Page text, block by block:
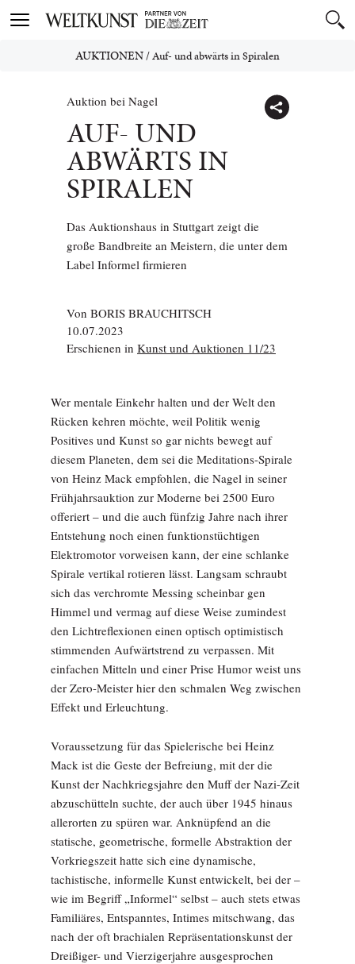
Toggle
AUKTIONEN/Auf- und abwärts in Spiralen
Auktion bei Nagel
AUF- UND
ABWÄRTS IN
SPIRALEN
Das Auktionshaus in Stuttgart zeigt die
große Bandbreite an Meistern, die unter dem
Label Informel firmieren
Von BORIS BRAUCHITSCH
10.07.2023
Erschienen in Kunst und Auktionen 11/23
Wer mentale Einkehr halten und der Welt den
Rücken kehren möchte, weil Politik wenig
Positives und Kunst so gar nichts bewegt auf
diesem Planeten, dem sei die Meditations-Spirale
von Heinz Mack empfohlen, die Nagel in seiner
Frühjahrsauktion zur Moderne bei 2500 Euro
offeriert – und die auch fünfzig Jahre nach ihrer
Entstehung noch einen funktionstüchtigen
Elektromotor vorweisen kann, der eine schlanke
Spirale vertikal rotieren lässt. Langsam schraubt
sich das verchromte Messing scheinbar gen
Himmel und vermag auf diese Weise zumindest
den Lichtreflexionen einen optisch optimistisch
stimmenden Aufwärtstrend zu verpassen. Mit
einfachen Mitteln und einer Prise Humor weist uns
der Zero-Meister hier den schmalen Weg zwischen
Effekt und Erleuchtung.
Voraussetzung für das Spielerische bei Heinz
Mack ist die Geste der Befreiung, mit der die
Kunst der Nachkriegsjahre den Muff der Nazi-Zeit
abzuschütteln suchte, der auch über 1945 hinaus
allerorten zu spüren war. Anknüpfend an die
statische, geometrische, formelle Abstraktion der
Vorkriegszeit hatte sich eine dynamische,
tachistische, informelle Kunst entwickelt, bei der –
wie im Begriff „Informel“ selbst – auch stets etwas
Familiäres, Entspanntes, Intimes mitschwang, das
nach der oft brachialen Repräsentationskunst der
Dreißiger- und Vierzigerjahre ausgesprochen